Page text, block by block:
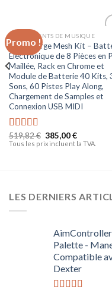
Promo !
à la
INSTRUMENTS DE MUSIQUE
Alesis Surge Mesh Kit –
Electronique de 8 Pièces en
Maillée, Rack en Chrome et
Module de Batterie 40 Kits,
Sons, 60 Pistes Play Along,
Chargement de Samples et
Connexion USB MIDI
Note5.00
sur 5
519,82€ 385,00€
Tous les prix incluent la TVA.
LES DERNIERS
Palette -
Compatible
Dexter